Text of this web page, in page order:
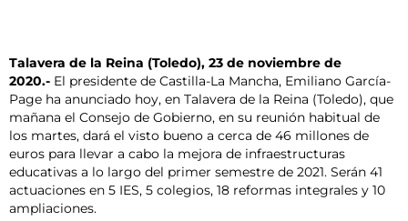
Talavera de la Reina (Toledo), 23 de noviembre de
2020.- El presidente de Castilla-La Mancha, Emiliano García-
Page ha anunciado hoy, en Talavera de la Reina (Toledo), que
mañana el Consejo de Gobierno, en su reunión habitual de
los martes, dará el visto bueno a cerca de 46 millones de
euros para llevar a cabo la mejora de infraestructuras
educativas a lo largo del primer semestre de 2021. Serán 41
actuaciones en 5 IES, 5 colegios, 18 reformas integrales y 10
ampliaciones.